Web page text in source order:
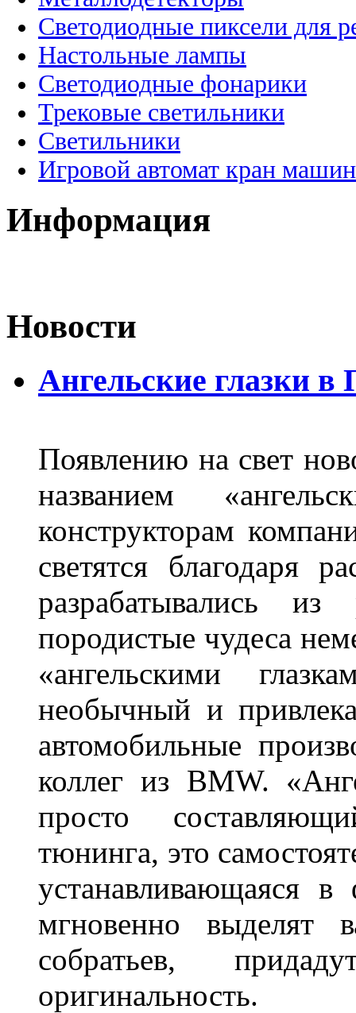
Светодиодные пиксели для
Настольные лампы
Светодиодные фонарики
Трековые светильники
Светильники
Игровой автомат кран
Информация
Новости
Ангельские глазки в
Появлению на свет
названием
конструкторам
светятся благодаря
разрабатывались
породистые чудеса
«ангельскими
необычный и
автомобильные
коллег из BMW.
просто
тюнинга, это
устанавливающаяся
мгновенно выделят
собратьев,
оригинальность.